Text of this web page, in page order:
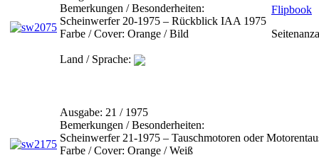
Bemerkungen / Besonderheiten:
Scheinwerfer 20-1975 – Rückblick IAA 1975
Farbe / Cover: Orange / Bild
Land / Sprache:
Flipbook
Ausgabe: 21 / 1975
Bemerkungen / Besonderheiten:
Scheinwerfer 21-1975 – Tauschmotoren oder
Farbe / Cover: Orange / Weiß